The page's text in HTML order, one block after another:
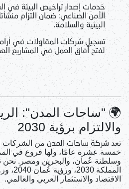
خدمات إصدار تراخيص البيئة في
الأمن الصناعي: ضمان التزام
البيئية والسلامة.
تسجيل شركات المقاولات في
لفتح آفاق العمل في المشاريع
🌍"ساحات المدن":
والالتزام برؤية 2030
تعد شركة ساحات المدن من الشركات
خمسة عشرة عامًا، ولها فروع في
وسلطنة عُمان، والبحرين ومصر. نحن
الاقتصاد والاستثمار العربي والعالمي.